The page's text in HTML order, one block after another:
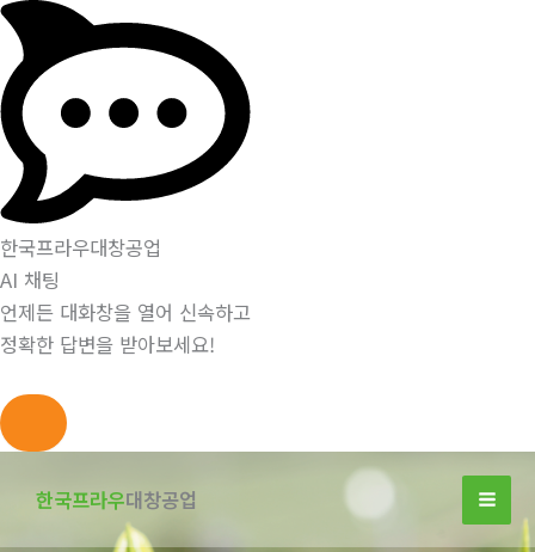
한국프라우대창공업
AI 채팅
언제든 대화창을 열어 신속하고
정확한 답변을 받아보세요!
한국프라우대창공업